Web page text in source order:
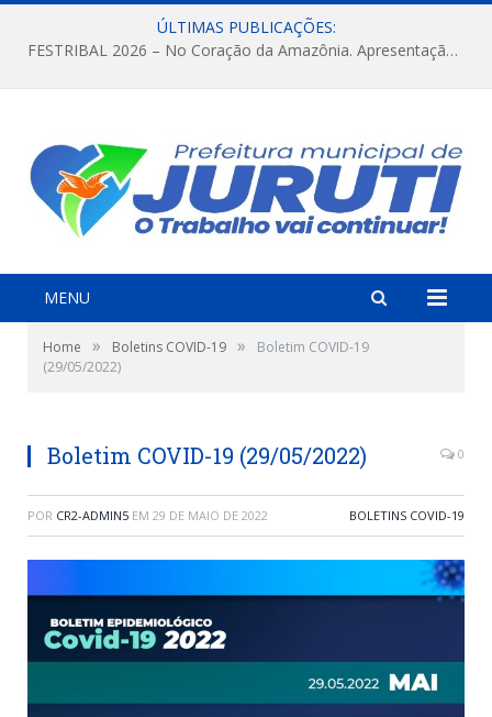
ÚLTIMAS PUBLICAÇÕES:
FESTRIBAL 2026 – No Coração da Amazônia. Apresentação da Munduruku.
MENU
Home » Boletins COVID-19 »
Boletim COVID-19
(29/05/2022)
Boletim COVID-19 (29/05/2022) 0
POR CR2-ADMIN5 EM 29 DE MAIO DE 2022 BOLETINS COVID-19